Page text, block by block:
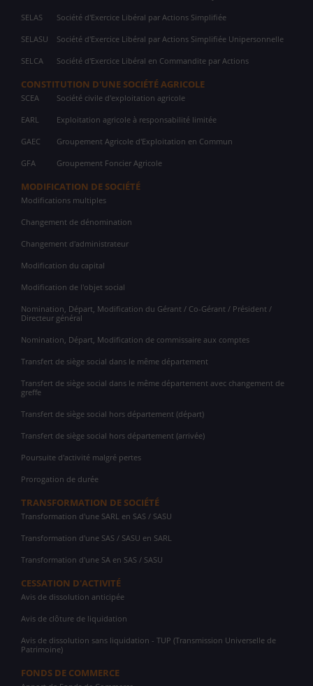
SELAS Société d'Exercice Libéral par Actions Simplifiée
SELASU Société d'Exercice Libéral par Actions Simplifiée Unipersonnelle
SELCA Société d'Exercice Libéral en Commandite par Actions
CONSTITUTION D'UNE SOCIÉTÉ AGRICOLE
SCEA Société civile d'exploitation agricole
EARL Exploitation agricole à responsabilité limitée
GAEC Groupement Agricole d'Exploitation en Commun
GFA Groupement Foncier Agricole
MODIFICATION DE SOCIÉTÉ
Modifications multiples
Changement de dénomination
Changement d'administrateur
Modification du capital
Modification de l'objet social
Nomination, Départ, Modification du Gérant / Co-Gérant / Président /
Directeur général
Nomination, Départ, Modification de commissaire aux comptes
Transfert de siège social dans le même département
Transfert de siège social dans le même département avec changement de
greffe
Transfert de siège social hors département (départ)
Transfert de siège social hors département (arrivée)
Poursuite d'activité malgré pertes
Prorogation de durée
TRANSFORMATION DE SOCIÉTÉ
Transformation d'une SARL en SAS / SASU
Transformation d'une SAS / SASU en SARL
Transformation d'une SA en SAS / SASU
CESSATION D'ACTIVITÉ
Avis de dissolution anticipée
Avis de clôture de liquidation
Avis de dissolution sans liquidation - TUP (Transmission Universelle de
Patrimoine)
FONDS DE COMMERCE